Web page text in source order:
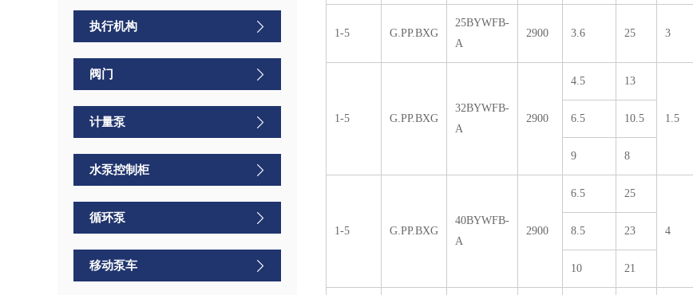
执行机构
阀门
计量泵
水泵控制柜
循环泵
移动泵车
1-5 G.PP.BXG
25BYWFB-
A
2900 3.6 25 3
1-5 G.PP.BXG
32BYWFB-
A
2900
4.5 13
1.5
6.5 10.5
9 8
1-5 G.PP.BXG
40BYWFB-
A
2900
6.5 25
4
8.5 23
10 21